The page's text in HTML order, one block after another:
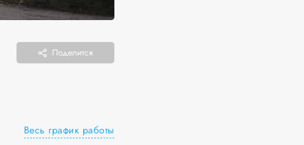
Поделится
Весь график работы